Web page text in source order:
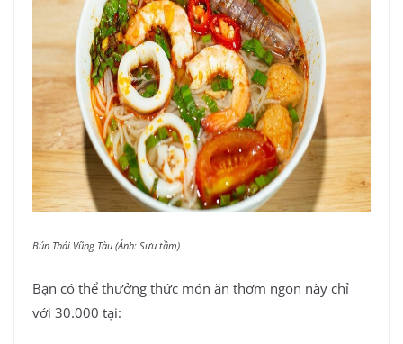
Bún Thái Vũng Tàu (Ảnh: Sưu tầm)
Bạn có thể thưởng thức món ăn thơm ngon này chỉ
với 30.000 tại: